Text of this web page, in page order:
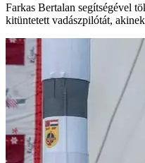
Farkas Bertalan segítségével
kitüntetett vadászpilótát,